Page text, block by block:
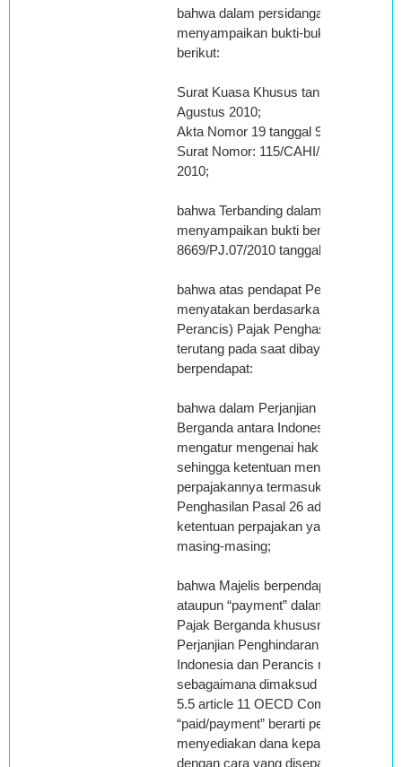
bahwa dalam persidangan Pemohon
menyampaikan bukti-bukti tambahan
berikut:
Surat Kuasa Khusus tanpa nomor
Agustus 2010;
Akta Nomor 19 tanggal 9 Desember
Surat Nomor: 115/CAHI/X/2010
2010;
bahwa Terbanding dalam persidangan
menyampaikan bukti berupa Surat
8669/PJ.07/2010 tanggal 14 Oktober
bahwa atas pendapat Pemohon
menyatakan berdasarkan Tax Treaty
Perancis) Pajak Penghasilan Pasal
terutang pada saat dibayarkan Majelis
berpendapat:
bahwa dalam Perjanjian
Berganda antara Indonesia dan
mengatur mengenai hak pemajakan
sehingga ketentuan mengenai
perpajakannya termasuk saat
Penghasilan Pasal 26 adalah sesuai
ketentuan perpajakan yang berlaku di
masing-masing;
bahwa Majelis berpendapat pengertian
ataupun “payment” dalam Perjanjian
Pajak Berganda khususnya yang
Perjanjian Penghindaran Pajak
Indonesia dan Perancis mempunyai
sebagaimana dimaksud dalam
5.5 article 11 OECD Commentary
“paid/payment” berarti pemenuhan
menyediakan dana kepada kreditur/
dengan cara yang disepakati dalam